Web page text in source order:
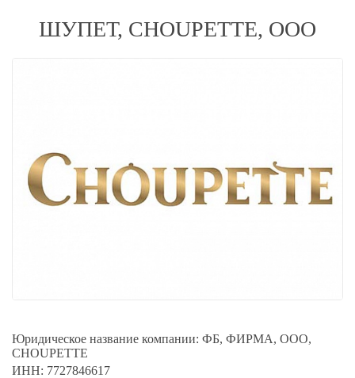
ШУПЕТ, CHOUPETTE, ООО
Юридическое название компании: ФБ, ФИРМА, ООО,
CHOUPETTE
ИНН: 7727846617